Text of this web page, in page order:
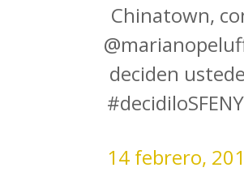
Chinatown,
deciden
14 febrero,